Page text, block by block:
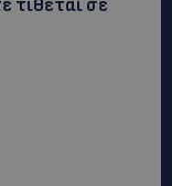
τίθεται σε